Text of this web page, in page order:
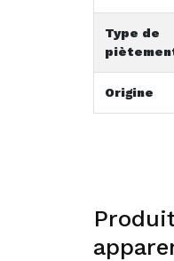
Type de
Origine